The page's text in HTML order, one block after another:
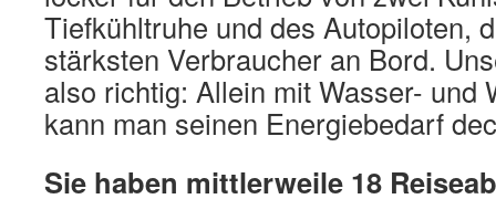
Tiefkühltruhe und des Autopiloten,
stärksten Verbraucher an Bord.
also richtig: Allein mit Wasser- und
kann man seinen Energiebedarf
Sie haben mittlerweile 18